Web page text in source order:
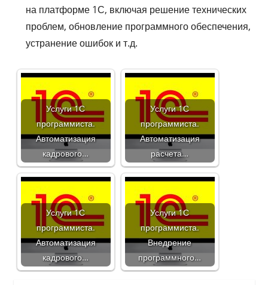
на платформе 1С, включая решение технических
проблем, обновление программного обеспечения,
устранение ошибок и т.д.
Услуги 1С
программиста.
Автоматизация
кадрового…
Услуги 1С
программиста.
Автоматизация
расчета…
Услуги 1С
программиста.
Автоматизация
кадрового…
Услуги 1С
программиста.
Внедрение
программного…